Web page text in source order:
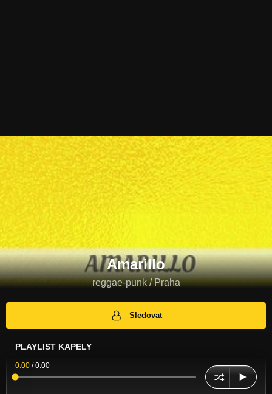
Amarillo
reggae-punk / Praha
Sledovat
PLAYLIST KAPELY
0:00 /0:00